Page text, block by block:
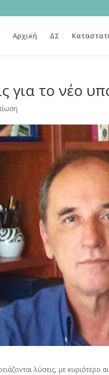
Αρχική ΔΣ
για το νέο
λύσεις, με